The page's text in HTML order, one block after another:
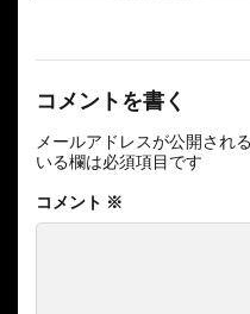
コメントを書く
メールアドレスが公開され
いる欄は必須項目です
コメント ※